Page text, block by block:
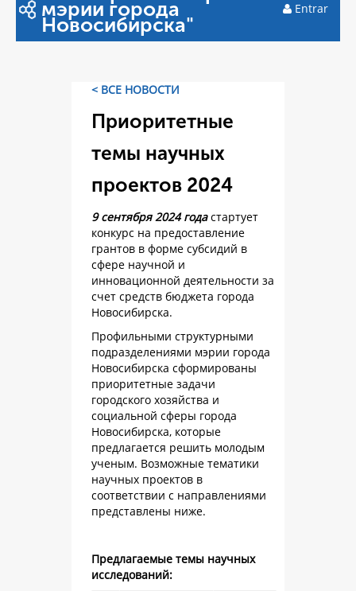
мэрии города
Новосибирска"
Entrar
< ВСЕ НОВОСТИ
Приоритетные
темы научных
проектов 2024
9 сентября 2024 годастартует
конкурс на предоставление
грантов в форме субсидий в
сфере научной и
инновационной деятельности за
счет средств бюджета города
Новосибирска.
Профильными структурными
подразделениями мэрии города
Новосибирска сформированы
приоритетные задачи
городского хозяйства и
социальной сферы города
Новосибирска, которые
предлагается решить молодым
ученым. Возможные тематики
научных проектов в
соответствии с направлениями
представлены ниже.
Предлагаемые темы научных
исследований: